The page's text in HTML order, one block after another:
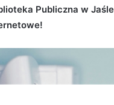
Publiczna w